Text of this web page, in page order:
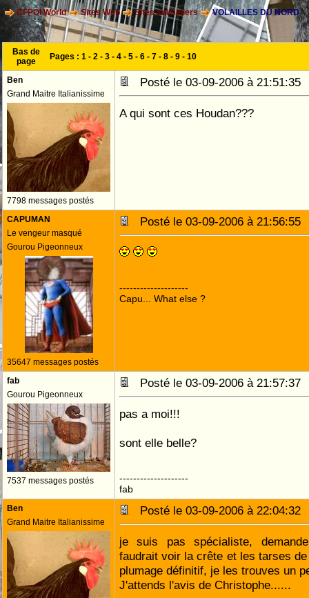
CFPOI World Sites Web Sites animaliers VOLAILLES DU NORD
Bas de
page
Pages : 1 - 2 - 3 - 4 - 5 - 6 - 7 - 8 - 9 - 10
Ben
Grand Maitre Italianissime
7798 messages postés
Posté le 03-09-2006 à
A qui sont ces Houdan???
CAPUMAN
Le vengeur masqué
Gourou Pigeonneux
35647 messages postés
Posté le 03-09-2006 à
--------------------
Capu... What else ?
fab
Gourou Pigeonneux
7537 messages postés
Posté le 03-09-2006 à
pas a moi!!!
sont elle belle?
--------------------
fab
Ben
Grand Maitre Italianissime
Posté le 03-09-2006 à
je suis pas spécialiste,
faudrait voir la crête et les tarses
plumage définitif, je les trouves un
J'attends l'avis de Christophe......